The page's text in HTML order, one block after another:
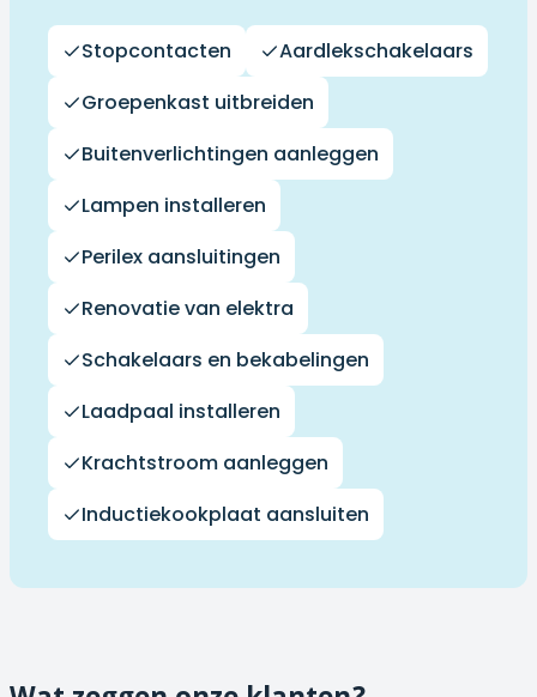
Stopcontacten
Aardlekschakelaars
Groepenkast uitbreiden
Buitenverlichtingen aanleggen
Lampen installeren
Perilex aansluitingen
Renovatie van elektra
Schakelaars en bekabelingen
Laadpaal installeren
Krachtstroom aanleggen
Inductiekookplaat aansluiten